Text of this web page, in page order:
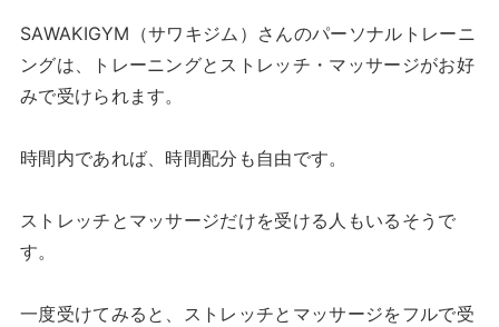
SAWAKIGYM（サワキジム）さんのパーソナルトレーニ
ングは、トレーニングとストレッチ・マッサージがお好
みで受けられます。
時間内であれば、時間配分も自由です。
ストレッチとマッサージだけを受ける人もいるそうで
す。
一度受けてみると、ストレッチとマッサージをフルで受